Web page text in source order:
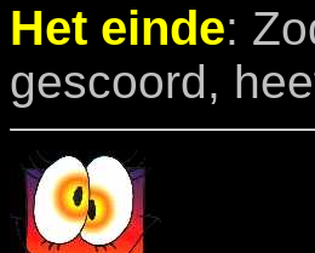
Het einde:
gescoord,